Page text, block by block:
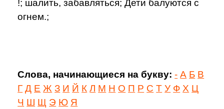
!; шалить, забавляться; Дети балуются с
огнем.;
Слова, начинающиеся на букву: - А Б В
Г Д Е Ж З И Й К Л М Н О П Р С Т У Ф Х Ц
Ч Ш Щ Э Ю Я